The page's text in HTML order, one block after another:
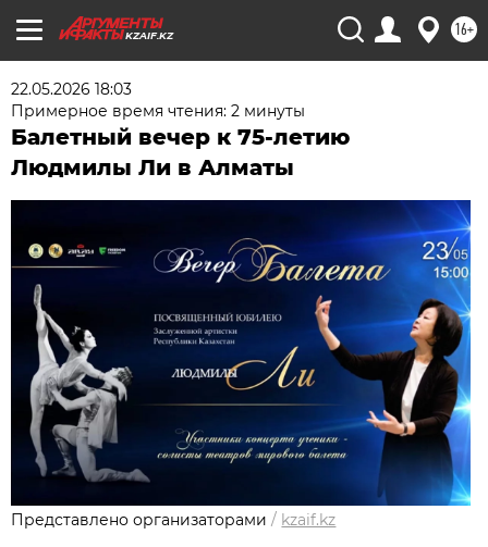
KZAIF.KZ 16+
22.05.2026 18:03
Примерное время чтения: 2 минуты
Балетный вечер к 75‑летию
Людмилы Ли в Алматы
Представлено организаторами / kzaif.kz